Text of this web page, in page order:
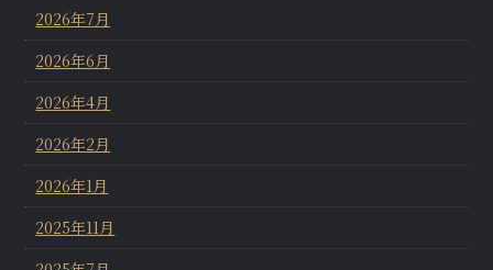
2026年7月
2026年6月
2026年4月
2026年2月
2026年1月
2025年11月